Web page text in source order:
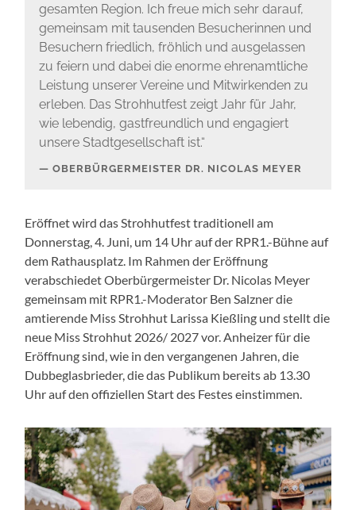
gesamten Region. Ich freue mich sehr darauf,
gemeinsam mit tausenden Besucherinnen und
Besuchern friedlich, fröhlich und ausgelassen
zu feiern und dabei die enorme ehrenamtliche
Leistung unserer Vereine und Mitwirkenden zu
erleben. Das Strohhutfest zeigt Jahr für Jahr,
wie lebendig, gastfreundlich und engagiert
unsere Stadtgesellschaft ist.“
OBERBÜRGERMEISTER DR. NICOLAS MEYER
Eröffnet wird das Strohhutfest traditionell am
Donnerstag, 4. Juni, um 14 Uhr auf der RPR1.-Bühne auf
dem Rathausplatz. Im Rahmen der Eröffnung
verabschiedet Oberbürgermeister Dr. Nicolas Meyer
gemeinsam mit RPR1.-Moderator Ben Salzner die
amtierende Miss Strohhut Larissa Kießling und stellt die
neue Miss Strohhut 2026/ 2027 vor. Anheizer für die
Eröffnung sind, wie in den vergangenen Jahren, die
Dubbeglasbrieder, die das Publikum bereits ab 13.30
Uhr auf den offiziellen Start des Festes einstimmen.